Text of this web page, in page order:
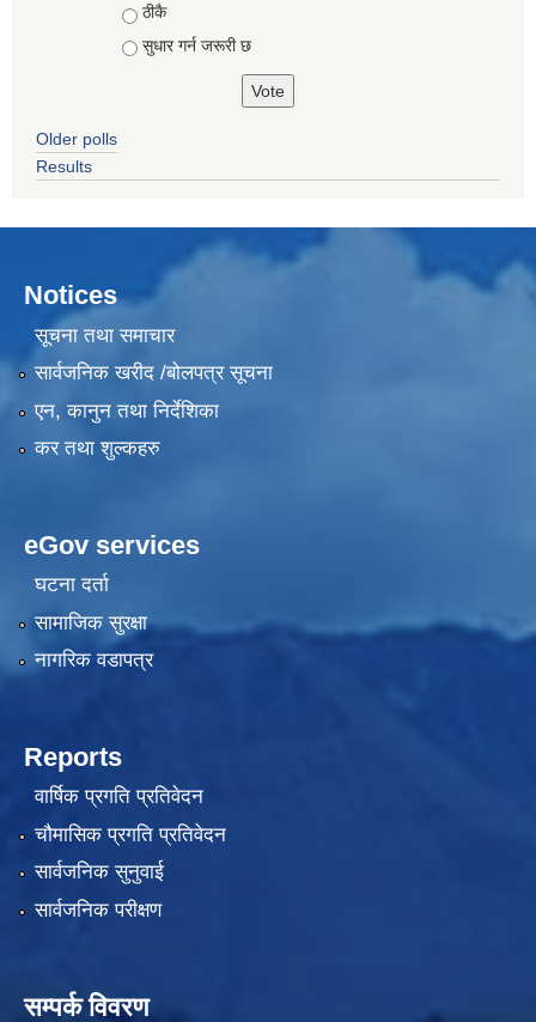
ठीकै
सुधार गर्न जरूरी छ
Older polls
Results
Notices
सूचना तथा समाचार
सार्वजनिक खरीद /बोलपत्र सूचना
एन, कानुन तथा निर्देशिका
कर तथा शुल्कहरु
eGov services
घटना दर्ता
सामाजिक सुरक्षा
नागरिक वडापत्र
Reports
वार्षिक प्रगति प्रतिवेदन
चौमासिक प्रगति प्रतिवेदन
सार्वजनिक सुनुवाई
सार्वजनिक परीक्षण
सम्पर्क विवरण